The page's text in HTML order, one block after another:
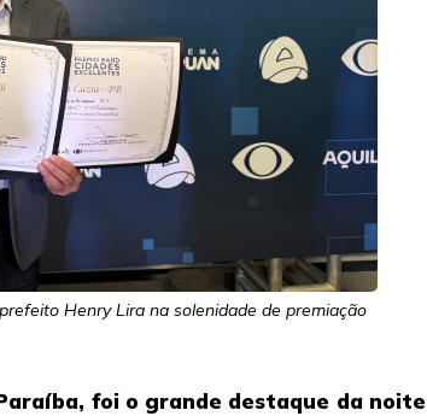
Henry Lira na solenidade de premiação
foi o grande destaque da noite